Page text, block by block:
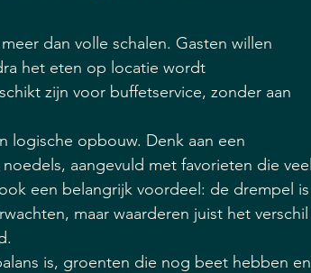
dan volle schalen. Gasten willen
het eten op locatie wordt
zijn voor buffetservice, zonder aan
logische opbouw. Denk aan een
aangevuld met favorieten die veel
een belangrijk voordeel: de drempel is
maar waarderen juist het verschil
is, groenten die nog beet hebben en